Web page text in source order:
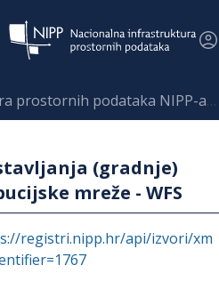
prostornih podataka NIPP-a
(gradnje)
mreže - WFS
registri.nipp.hr/api/izvori/xm